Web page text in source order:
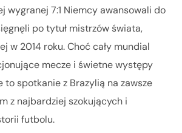
wygranej 7:1 Niemcy awansowali do
po tytuł mistrzów świata,
w 2014 roku. Choć cały mundial
mecze i świetne występy
to spotkanie z Brazylią na zawsze
z najbardziej szokujących i
futbolu.